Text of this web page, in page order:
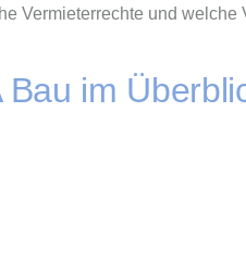
Vermieterrechte und welche
im